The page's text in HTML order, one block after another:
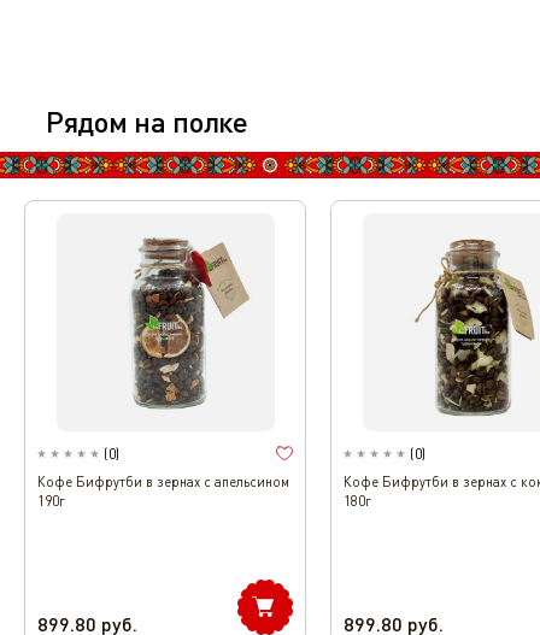
Рядом на полке
(0)
Кофе Бифрутби в зернах с апельсином
190г
899.80 руб.
(0)
Кофе Бифрутби в зернах с
180г
899.80 руб.